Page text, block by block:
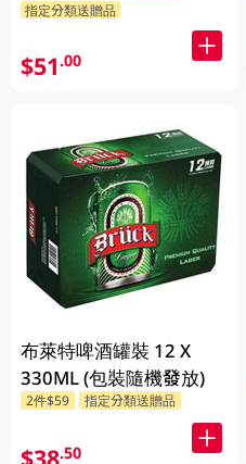
指定分類送贈品
$51.00
布萊特啤酒罐裝 12 X
330ML (包裝隨機發放)
2件$59 指定分類送贈品
$38.50